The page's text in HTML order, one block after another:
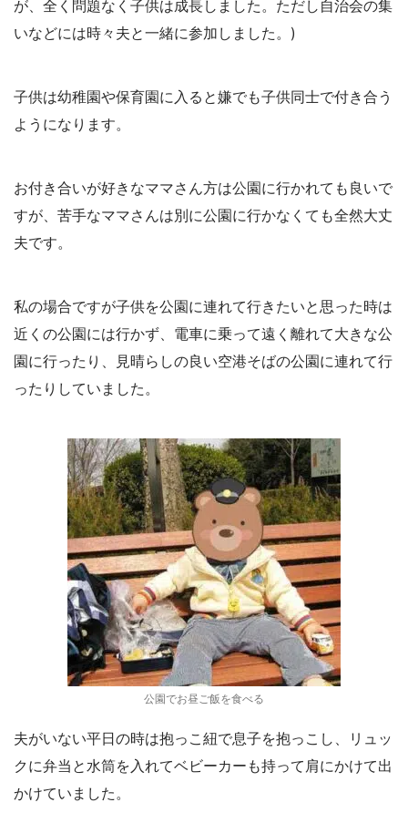
が、全く問題なく子供は成長しました。ただし自治会の集
いなどには時々夫と一緒に参加しました。)
子供は幼稚園や保育園に入ると嫌でも子供同士で付き合う
ようになります。
お付き合いが好きなママさん方は公園に行かれても良いで
すが、苦手なママさんは別に公園に行かなくても全然大丈
夫です。
私の場合ですが子供を公園に連れて行きたいと思った時は
近くの公園には行かず、電車に乗って遠く離れて大きな公
園に行ったり、見晴らしの良い空港そばの公園に連れて行
ったりしていました。
公園でお昼ご飯を食べる
夫がいない平日の時は抱っこ紐で息子を抱っこし、リュッ
クに弁当と水筒を入れてベビーカーも持って肩にかけて出
かけていました。